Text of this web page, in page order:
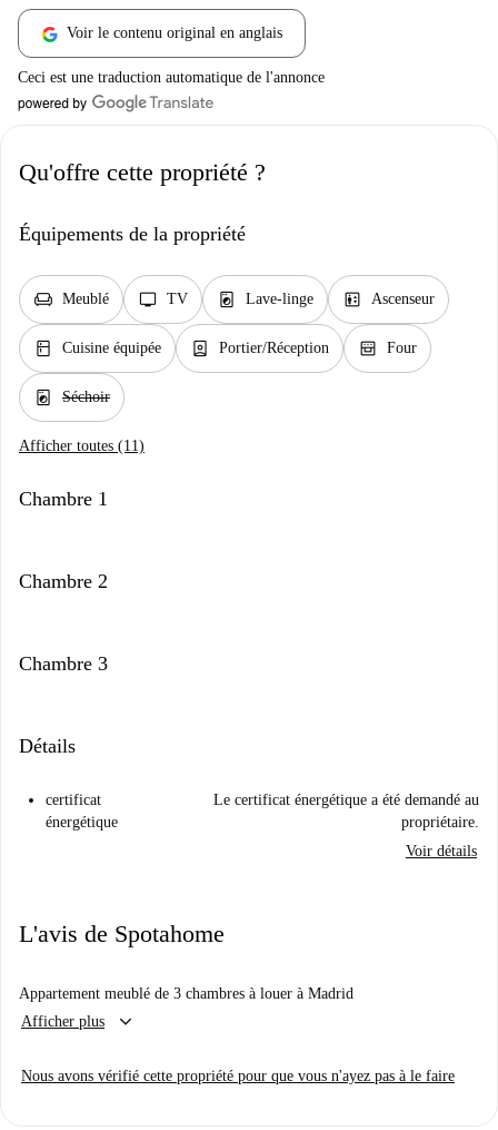
Voir le contenu original en anglais
Ceci est une traduction automatique de l'annonce
Qu'offre cette propriété ?
Équipements de la propriété
chair Meublé tv TV local_laundry_service Lave-linge elevator Ascenseur
kitchen Cuisine équipée person_book Portier/Réception oven_gen Four
local_laundry_service Séchoir
Afficher toutes (11)
Chambre 1
Chambre 2
Chambre 3
Détails
certificat
énergétique
Le certificat énergétique a été demandé au
propriétaire.
Voir détails
L'avis de Spotahome
Appartement meublé de 3 chambres à louer à Madrid
Afficher plus
keyboard_arrow_down
Nous avons vérifié cette propriété pour que vous n'ayez pas à le faire